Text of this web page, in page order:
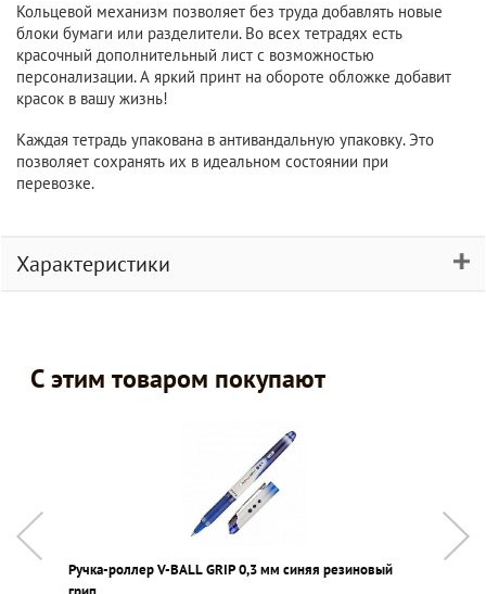
Кольцевой механизм позволяет без труда добавлять новые
блоки бумаги или разделители. Во всех тетрадях есть
красочный дополнительный лист с возможностью
персонализации. А яркий принт на обороте обложке добавит
красок в вашу жизнь!
Каждая тетрадь упакована в антивандальную упаковку. Это
позволяет сохранять их в идеальном состоянии при
перевозке.
Характеристики
С этим товаром покупают
Ручка-роллер V-BALL GRIP 0,3 мм синяя резиновый